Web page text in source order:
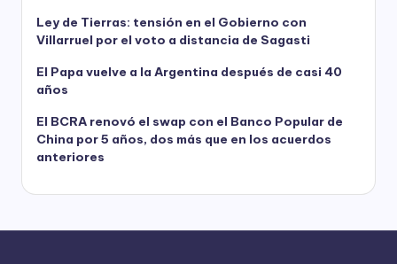
Ley de Tierras: tensión en el Gobierno con
Villarruel por el voto a distancia de Sagasti
El Papa vuelve a la Argentina después de casi 40
años
El BCRA renovó el swap con el Banco Popular de
China por 5 años, dos más que en los acuerdos
anteriores